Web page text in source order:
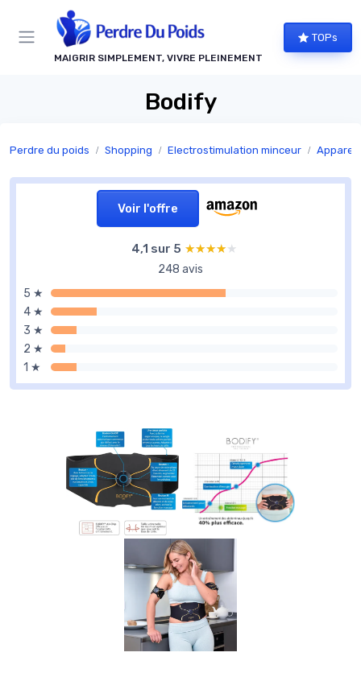
MAIGRIR SIMPLEMENT, VIVRE PLEINEMENT
TOPs
Bodify
Perdre du poids Shopping Electrostimulation minceur
Voir l'offre
4,1 sur 5 ★★★★★
★★★★★
248 avis
5 ★
4 ★
3 ★
2 ★
1 ★
Panneau de gestion des cookies